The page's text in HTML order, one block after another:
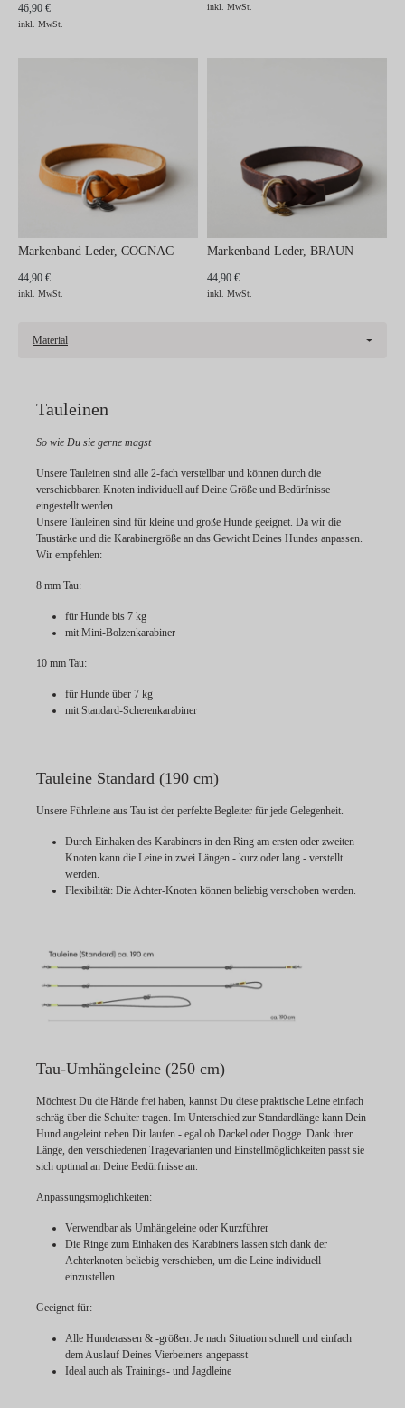
46,90 €
inkl. MwSt.
inkl. MwSt.
Markenband Leder, COGNAC
44,90 €
inkl. MwSt.
Markenband Leder, BRAUN
44,90 €
inkl. MwSt.
Material
Tauleinen
So wie Du sie gerne magst
Unsere Tauleinen sind alle 2-fach verstellbar und können durch die
verschiebbaren Knoten individuell auf Deine Größe und Bedürfnisse
eingestellt werden.
Unsere Tauleinen sind für kleine und große Hunde geeignet. Da wir die
Taustärke und die Karabinergröße an das Gewicht Deines Hundes anpassen.
Wir empfehlen:
8 mm Tau:
für Hunde bis 7 kg
mit Mini-Bolzenkarabiner
10 mm Tau:
für Hunde über 7 kg
mit Standard-Scherenkarabiner
Tauleine Standard (190 cm)
Unsere Führleine aus Tau ist der perfekte Begleiter für jede Gelegenheit.
Durch Einhaken des Karabiners in den Ring am ersten oder zweiten
Knoten kann die Leine in zwei Längen - kurz oder lang - verstellt
werden.
Flexibilität: Die Achter-Knoten können beliebig verschoben werden.
Tau-Umhängeleine (250 cm)
Möchtest Du die Hände frei haben, kannst Du diese praktische Leine einfach
schräg über die Schulter tragen. Im Unterschied zur Standardlänge kann Dein
Hund angeleint neben Dir laufen - egal ob Dackel oder Dogge. Dank ihrer
Länge, den verschiedenen Tragevarianten und Einstellmöglichkeiten passt sie
sich optimal an Deine Bedürfnisse an.
Anpassungsmöglichkeiten:
Verwendbar als Umhängeleine oder Kurzführer
Die Ringe zum Einhaken des Karabiners lassen sich dank der
Achterknoten beliebig verschieben, um die Leine individuell
einzustellen
Geeignet für:
Alle Hunderassen & -größen: Je nach Situation schnell und einfach
dem Auslauf Deines Vierbeiners angepasst
Ideal auch als Trainings- und Jagdleine